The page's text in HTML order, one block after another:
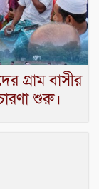
গ্রাম বাসীর
শুরু।